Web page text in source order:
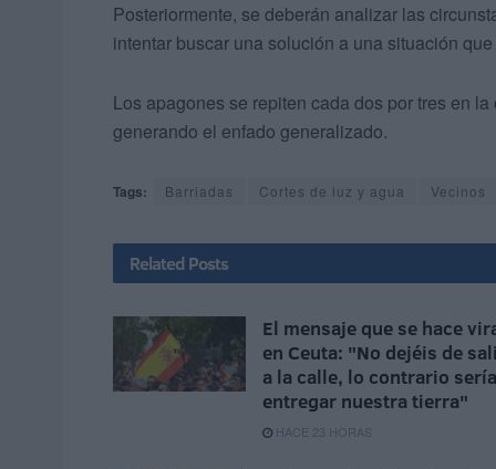
Posteriormente, se deberán analizar las
intentar buscar una solución a una situación
Los apagones se repiten cada dos por tres en
generando el enfado generalizado.
Tags: Barriadas Cortes de luz y agua Vecinos
Related Posts
El mensaje que se hace
en Ceuta: "No dejéis de
a la calle, lo contrario sería
entregar nuestra tierra"
HACE 23 HORAS